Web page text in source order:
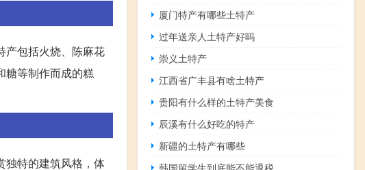
产包括火烧、陈麻花
糖等制作而成的糕
独特的建筑风格，体
厦门特产有哪些土特产
过年送亲人土特产好吗
崇义土特产
江西省广丰县有啥土特产
贵阳有什么样的土特产美食
辰溪有什么好吃的特产
新疆的土特产有哪些
韩国留学生到底能不能退税